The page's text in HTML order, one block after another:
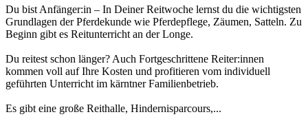
Du bist Anfänger:in – In Deiner Reitwoche lernst du die wichtigsten
Grundlagen der Pferdekunde wie Pferdepflege, Zäumen, Satteln. Zu
Beginn gibt es Reitunterricht an der Longe.
Du reitest schon länger? Auch Fortgeschrittene Reiter:innen
kommen voll auf Ihre Kosten und profitieren vom individuell
geführten Unterricht im kärntner Familienbetrieb.
Es gibt eine große Reithalle, Hindernisparcours,...